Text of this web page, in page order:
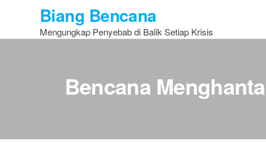
the
Biang Bencana
Mengungkap Penyebab di Balik Setiap Krisis
Bencana